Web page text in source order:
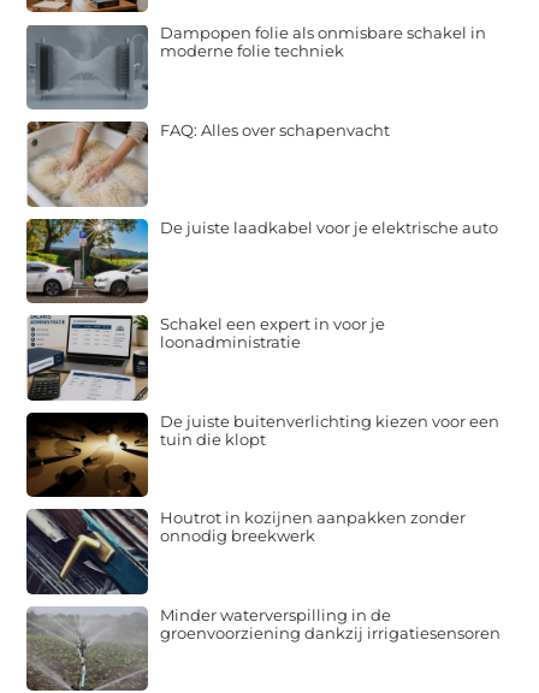
Dampopen folie als onmisbare schakel in
moderne folie techniek
FAQ: Alles over schapenvacht
De juiste laadkabel voor je elektrische auto
Schakel een expert in voor je
loonadministratie
De juiste buitenverlichting kiezen voor een
tuin die klopt
Houtrot in kozijnen aanpakken zonder
onnodig breekwerk
Minder waterverspilling in de
groenvoorziening dankzij irrigatiesensoren